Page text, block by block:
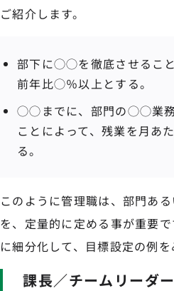
ご紹介します。
部下に◯◯を徹底させるこ
前年比◯％以上とする。
◯◯までに、部門の◯◯業務
ことによって、残業を月あ
る。
このように管理職は、部門あ
を、定量的に定める事が重要
に細分化して、目標設定の例を
課長／チームリーダ